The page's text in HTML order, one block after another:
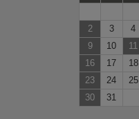
2
3 4
9
10 11
16
17 18
23
24 25
30
31